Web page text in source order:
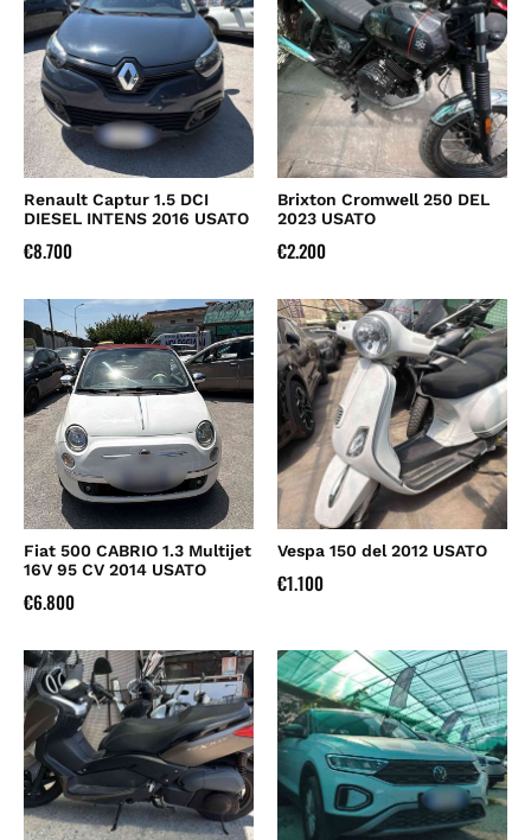
Renault Captur 1.5 DCI
DIESEL INTENS 2016 USATO
€8.700
Brixton Cromwell 250 DEL
2023 USATO
€2.200
Fiat 500 CABRIO 1.3 Multijet
16V 95 CV 2014 USATO
€6.800
Vespa 150 del 2012 USATO
€1.100